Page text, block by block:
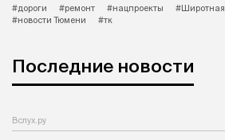
#дороги
#ремонт #нацпроекты #Широтная
#новости Тюмени
#тк
Последние новости
Вслух.ру